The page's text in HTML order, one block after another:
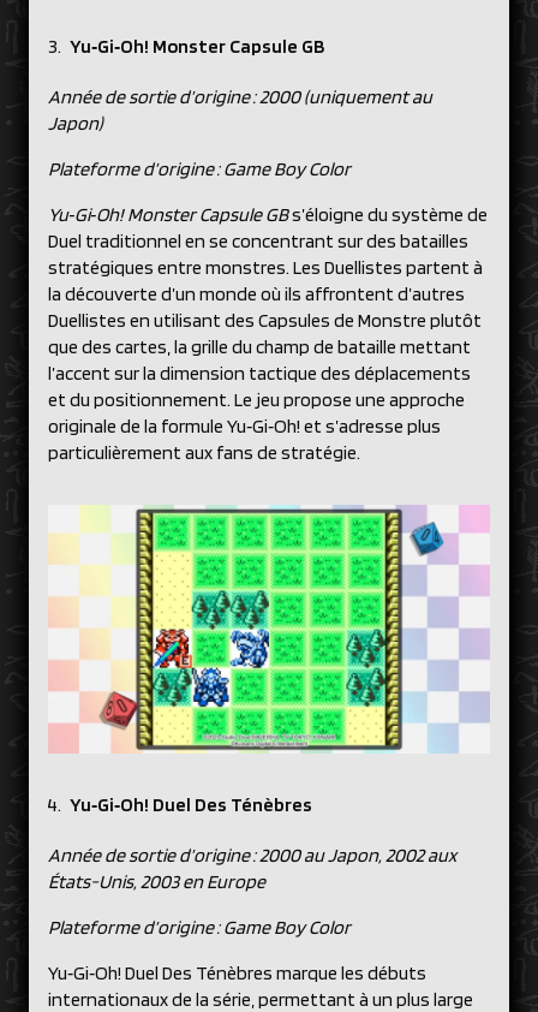
Yu‑Gi‑Oh! Monster Capsule GB
Année de sortie d’origine : 2000 (uniquement au
Japon)
Plateforme d’origine : Game Boy Color
Yu‑Gi‑Oh! Monster Capsule GBs’éloigne du système de
Duel traditionnel en se concentrant sur des batailles
stratégiques entre monstres. Les Duellistes partent à
la découverte d’un monde où ils affrontent d’autres
Duellistes en utilisant des Capsules de Monstre plutôt
que des cartes, la grille du champ de bataille mettant
l’accent sur la dimension tactique des déplacements
et du positionnement. Le jeu propose une approche
originale de la formule Yu‑Gi‑Oh! et s’adresse plus
particulièrement aux fans de stratégie.
Yu‑Gi‑Oh! Duel Des Ténèbres
Année de sortie d’origine : 2000 au Japon, 2002 aux
États-Unis, 2003 en Europe
Plateforme d’origine : Game Boy Color
Yu‑Gi‑Oh! Duel Des Ténèbres marque les débuts
internationaux de la série, permettant à un plus large